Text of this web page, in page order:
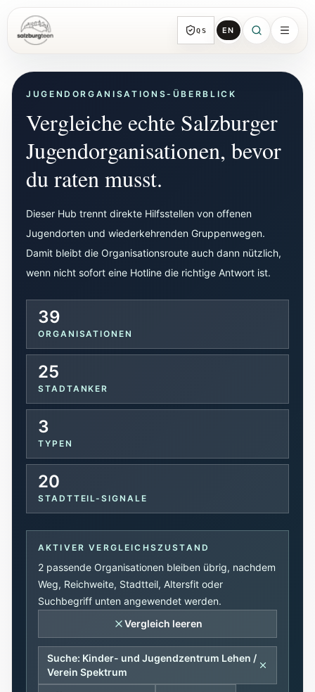
SalzburgTeen QS EN
Alle Themen-Rubriken mit repräsentativen
Guides und direkten Einstiegen.
Suche HIER
Von jeder Seite direkt zur nächsten
Kalender
Jugendrelevante Termine, Schnupperstunden
und geprüfte Einreichungen.
Tools
Interaktive Planer und schnelle
Orientierungshilfen.
Unterstützung, Elternfragen und offizielle
Anlaufstellen.
Updates
Was neu, geprüft oder erweitert wurde.
JUGENDORGANISATIONS-ÜBERBLICK
Vergleiche echte Salzburger
Jugendorganisationen, bevor
du raten musst.
Dieser Hub trennt direkte Hilfsstellen von offenen
Jugendorten und wiederkehrenden Gruppenwegen.
Damit bleibt die Organisationsroute auch dann nützlich,
wenn nicht sofort eine Hotline die richtige Antwort ist.
39
ORGANISATIONEN
25
STADTANKER
3
TYPEN
20
STADTTEIL-SIGNALE
AKTIVER VERGLEICHSZUSTAND
2 passende Organisationen bleiben übrig, nachdem
Weg, Reichweite, Stadtteil, Altersfit oder
Suchbegriff unten angewendet werden.
Vergleich leeren
Suche: Kinder- und Jugendzentrum Lehen /
Verein Spektrum